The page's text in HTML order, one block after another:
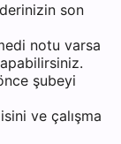
son
notu varsa
şubeyi
ve çalışma